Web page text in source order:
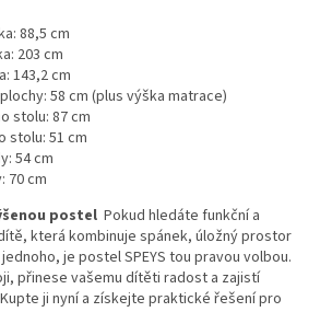
88,5 cm
203 cm
143,2 cm
58 cm (plus výška matrace)
stolu: 87 cm
stolu: 51 cm
54 cm
70 cm
postel Pokud hledáte funkční a
která kombinuje spánek, úložný prostor
je postel SPEYS tou pravou volbou.
přinese vašemu dítěti radost a zajistí
ji nyní a získejte praktické řešení pro